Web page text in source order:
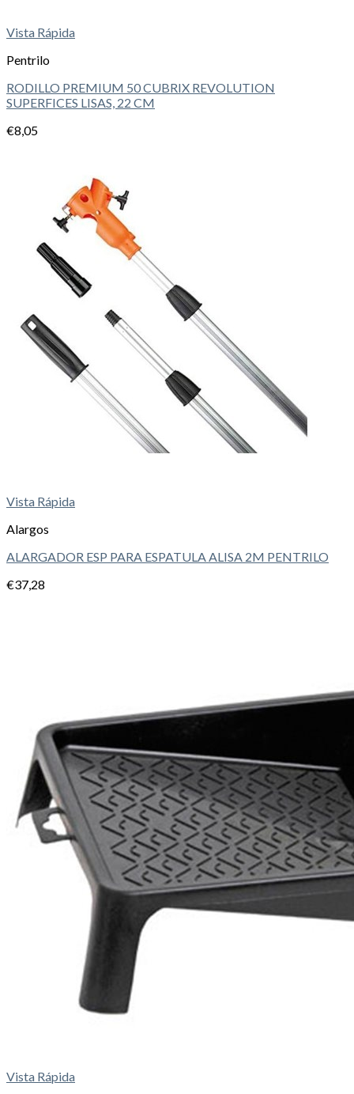
Vista Rápida
Pentrilo
RODILLO PREMIUM 50 CUBRIX REVOLUTION
SUPERFICES LISAS, 22 CM
€8,05
Vista Rápida
Alargos
ALARGADOR ESP PARA ESPATULA ALISA 2M PENTRILO
€37,28
Vista Rápida